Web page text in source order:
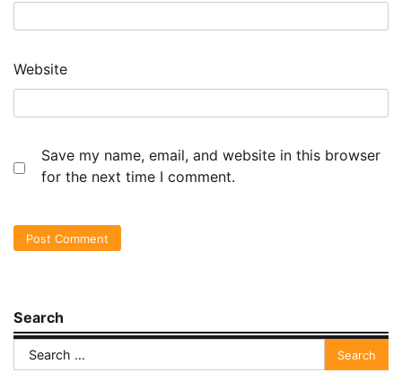
Website
Save my name, email, and website in this browser
for the next time I comment.
Search
Search
for: